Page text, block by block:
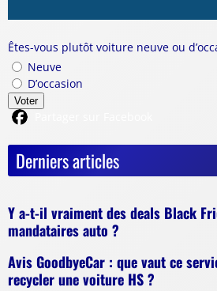
Êtes-vous plutôt voiture neuve ou
Neuve
D’occasion
Voter
Derniers articles
Y a-t-il vraiment des deals Black
mandataires auto ?
Avis GoodbyeCar : que vaut ce
recycler une voiture HS ?